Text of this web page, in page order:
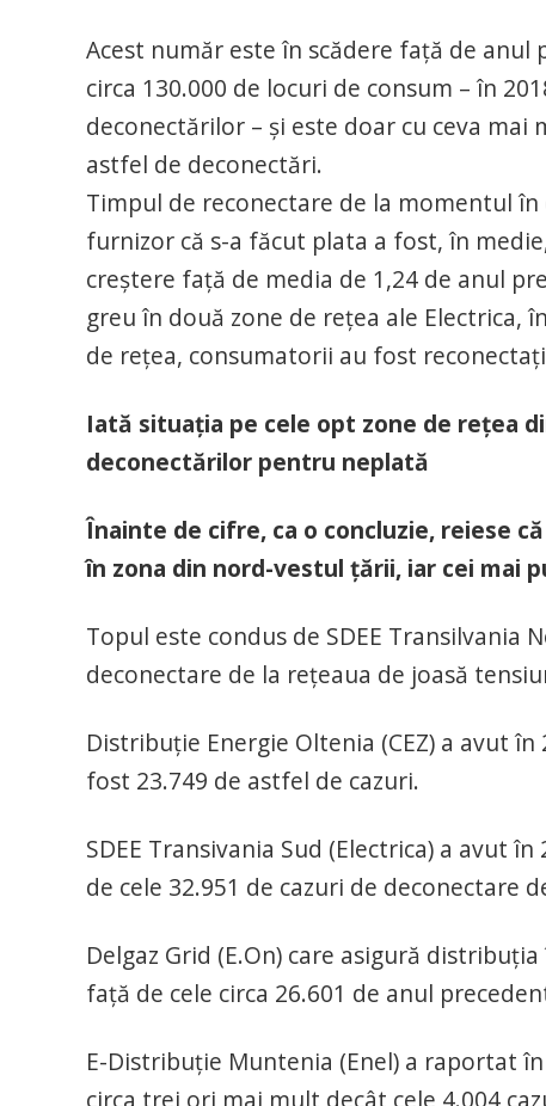
Acest număr este în scădere față de
circa 130.000 de locuri de consum – în
deconectărilor – și este doar cu ceva mai
astfel de deconectări.
Timpul de reconectare de la momentul
furnizor că s-a făcut plata a fost, în
creștere față de media de 1,24 de anul
greu în două zone de rețea ale Electrica,
de rețea, consumatorii au fost
Iată situaţia pe cele opt zone de reţea
deconectărilor pentru neplată
Înainte de cifre, ca o concluzie, reiese
în zona din nord-vestul țării, iar cei mai
Topul este condus de SDEE Transilvania
deconectare de la reţeaua de joasă
Distribuţie Energie Oltenia (CEZ) a avut
fost 23.749 de astfel de cazuri.
SDEE Transivania Sud (Electrica) a avut
de cele 32.951 de cazuri de deconectare
Delgaz Grid (E.On) care asigură
faţă de cele circa 26.601 de anul
E-Distribuţie Muntenia (Enel) a raportat